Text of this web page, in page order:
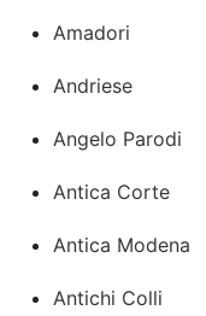
Amadori
Andriese
Angelo Parodi
Antica Corte
Antica Modena
Antichi Colli